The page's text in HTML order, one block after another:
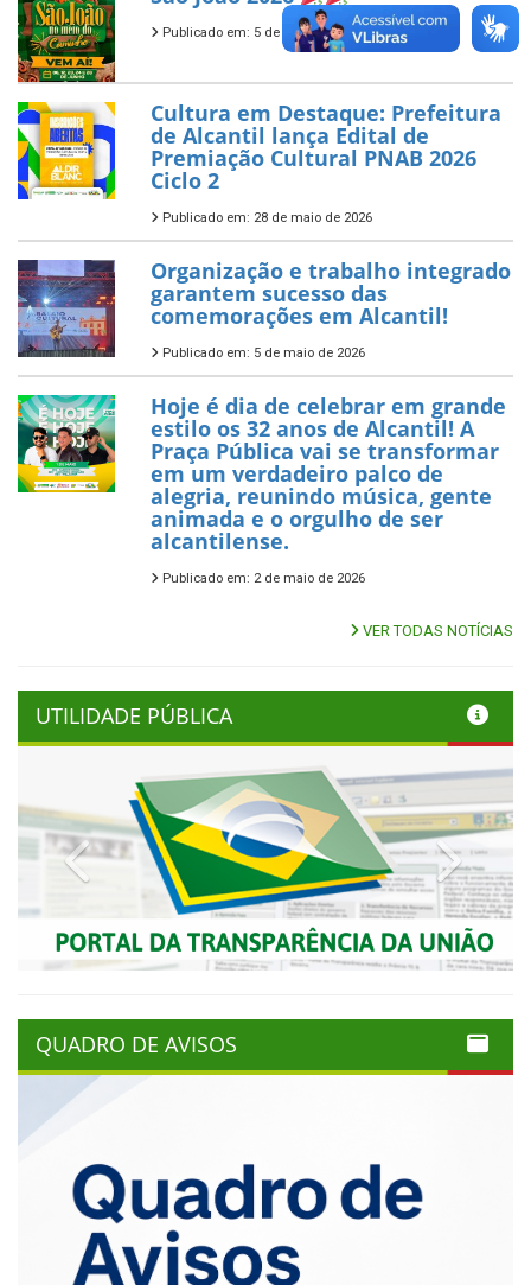
Publicado em: 5 de junho de 2026
Cultura em Destaque: Prefeitura
de Alcantil lança Edital de
Premiação Cultural PNAB 2026
Ciclo 2
Publicado em: 28 de maio de 2026
Organização e trabalho integrado
garantem sucesso das
comemorações em Alcantil!
Publicado em: 5 de maio de 2026
Hoje é dia de celebrar em grande
estilo os 32 anos de Alcantil! A
Praça Pública vai se transformar
em um verdadeiro palco de
alegria, reunindo música, gente
animada e o orgulho de ser
alcantilense.
Publicado em: 2 de maio de 2026
VER TODAS NOTÍCIAS
UTILIDADE PÚBLICA
Previous Next
QUADRO DE AVISOS